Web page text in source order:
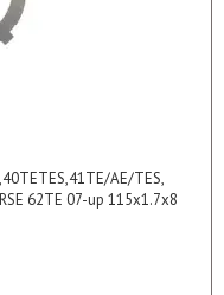
AE/TES,
62TE 07-up 115x1.7x8